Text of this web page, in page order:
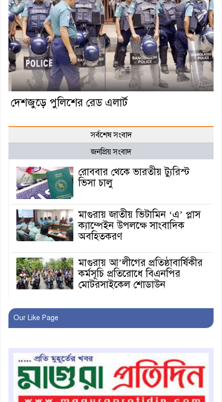
দেশজুড়ে পুলিশের রেড এলার্ট
সর্বশেষ সংবাদ
জনপ্রিয় সংবাদ
রোববার থেকে ভারতীয় ট্যুরিস্ট
ভিসা চালু
মাগুরায় জাতীয় ভিটামিন ‘এ’ প্লাস
ক্যাম্পেইন উপলক্ষে সাংবাদিক
অবহিতকরণ
মাগুরায় আ’লীগের প্রতিষ্ঠাবার্ষিকীর
কর্মসূচি প্রতিরোধে বিএনপির
মোটরসাইকেল শোডাউন
খুব শিঘ্রই কর্মস্থলে ফিরবেন
মহম্মদপুর থানার ওসিকে ক্লোজ
বাবার হাতে বিক্রি টুকটুকি পুলিশের
Our Like Page